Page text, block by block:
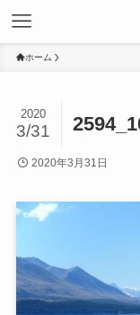
ホーム
2020
3/31
2020年3月31日